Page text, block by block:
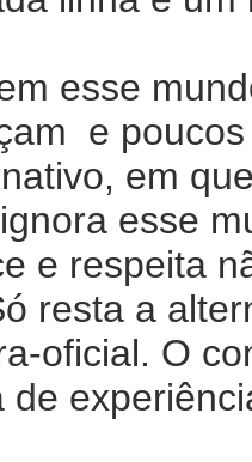
esse
e
em
esse
e respeita
resta a
oficial. O
de